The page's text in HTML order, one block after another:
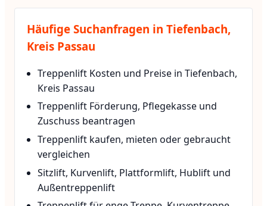
Häufige Suchanfragen in Tiefenbach,
Kreis Passau
Treppenlift Kosten und Preise in Tiefenbach,
Kreis Passau
Treppenlift Förderung, Pflegekasse und
Zuschuss beantragen
Treppenlift kaufen, mieten oder gebraucht
vergleichen
Sitzlift, Kurvenlift, Plattformlift, Hublift und
Außentreppenlift